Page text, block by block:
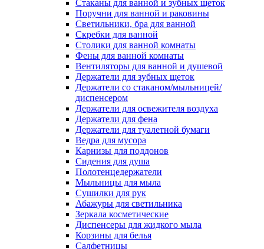
Стаканы для ванной и зубных щеток
Поручни для ванной и раковины
Светильники, бра для ванной
Скребки для ванной
Столики для ванной комнаты
Фены для ванной комнаты
Вентиляторы для ванной и душевой
Держатели для зубных щеток
Держатели со стаканом/мыльницей/
диспенсером
Держатели для освежителя воздуха
Держатели для фена
Держатели для туалетной бумаги
Ведра для мусора
Карнизы для поддонов
Сидения для душа
Полотенцедержатели
Мыльницы для мыла
Сушилки для рук
Абажуры для светильника
Зеркала косметические
Диспенсеры для жидкого мыла
Корзины для белья
Салфетницы